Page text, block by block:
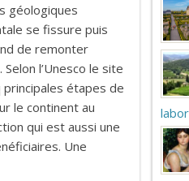
géologiques
se fissure puis
de remonter
l’Unesco le site
étapes de
le continent au
qui est aussi une
Une